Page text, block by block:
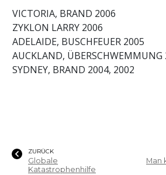
VICTORIA, BRAND 2006
ZYKLON LARRY 2006
ADELAIDE, BUSCHFEUER 2005
AUCKLAND, ÜBERSCHWEMMUNG
SYDNEY, BRAND 2004, 2002
ZURÜCK
Globale
Katastrophenhilfe
Man